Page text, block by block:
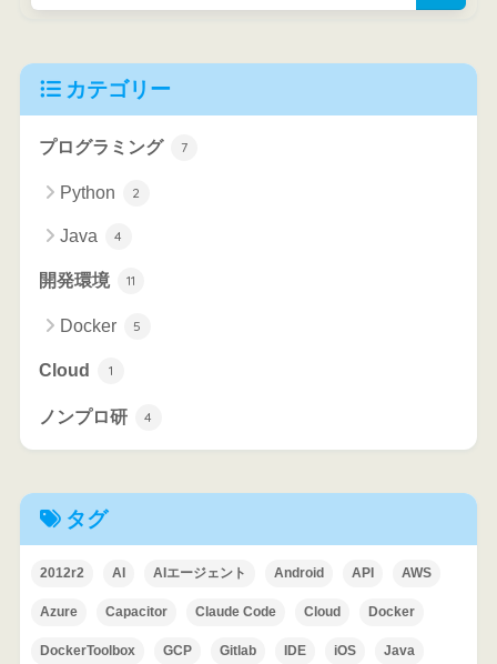
カテゴリー
プログラミング 7
Python 2
Java 4
開発環境 11
Docker 5
Cloud 1
ノンプロ研 4
タグ
2012r2 AI AIエージェント Android API AWS
Azure Capacitor Claude Code Cloud Docker
DockerToolbox GCP Gitlab IDE iOS Java